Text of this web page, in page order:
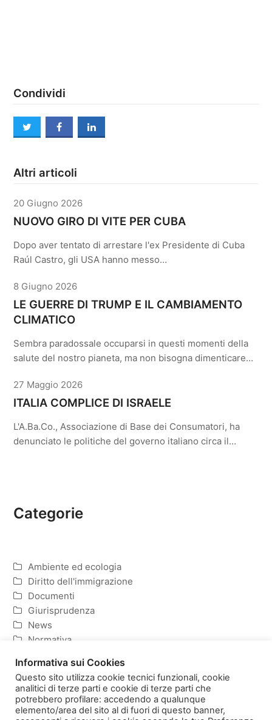
Condividi
twitter facebooklinkedin
Altri articoli
20 Giugno 2026
NUOVO GIRO DI VITE PER CUBA
Dopo aver tentato di arrestare l'ex Presidente di Cuba
Raúl Castro, gli USA hanno messo…
8 Giugno 2026
LE GUERRE DI TRUMP E IL CAMBIAMENTO
CLIMATICO
Sembra paradossale occuparsi in questi momenti della
salute del nostro pianeta, ma non bisogna dimenticare…
27 Maggio 2026
ITALIA COMPLICE DI ISRAELE
L'A.Ba.Co., Associazione di Base dei Consumatori, ha
denunciato le politiche del governo italiano circa il…
Categorie
Ambiente ed ecologia
Diritto dell'immigrazione
Documenti
Giurisprudenza
News
Normativa
Homepage
Copyright
Informativa sui Cookies
Questo sito utilizza cookie tecnici funzionali, cookie
analitici di terze parti e cookie di terze parti che
potrebbero profilare: accedendo a qualunque
elemento/area del sito al di fuori di questo banner,